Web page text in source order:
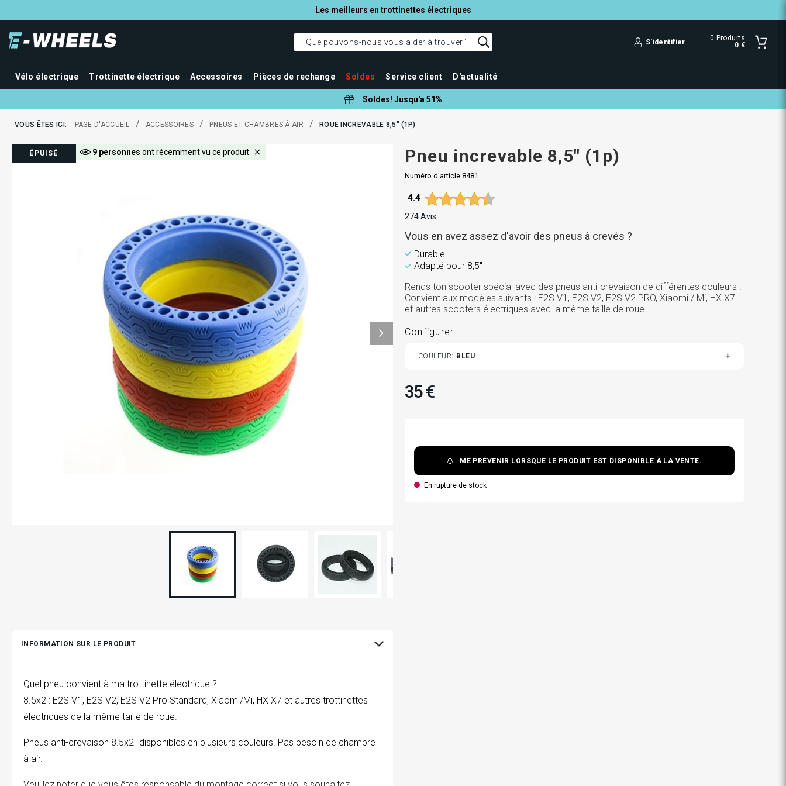
Les meilleurs en trottinettes électriques
S'identifier 0 Produits
0 €
Vélo électrique Trottinette électrique Accessoires Pièces de rechange Soldes Service client D'actualité
Soldes! Jusqu'a 51%
VOUS ÊTES ICI: PAGE D'ACCUEIL / ACCESSOIRES / PNEUS ET CHAMBRES À AIR / ROUE INCREVABLE 8,5" (1P)
ÉPUISÉ 9 personnes ont récemment vu ce produit
INFORMATION SUR LE PRODUIT
Quel pneu convient à ma trottinette électrique ?
8.5x2 : E2S V1, E2S V2, E2S V2 Pro Standard, Xiaomi/Mi, HX X7 et autres trottinettes
électriques de la même taille de roue.
Pneus anti-crevaison 8.5x2" disponibles en plusieurs couleurs. Pas besoin de chambre
à air.
Pneu increvable 8,5" (1p)
Numéro d'article 8481
Note moyenne:
4.4
274Avis
Vous en avez assez d'avoir des pneus à crevés ?
Durable
Adapté pour 8,5"
Rends ton scooter spécial avec des pneus anti-crevaison de différentes couleurs !
Convient aux modèles suivants : E2S V1, E2S V2, E2S V2 PRO, Xiaomi / Mi, HX X7
et autres scooters électriques avec la même taille de roue.
Configurer
COULEUR BLEUTOGGLE
35 €
ME PRÉVENIR LORSQUE LE PRODUIT EST DISPONIBLE À LA VENTE.
En rupture de stock